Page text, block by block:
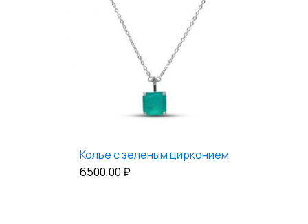
Колье с зеленым цирконием
6500,00 ₽